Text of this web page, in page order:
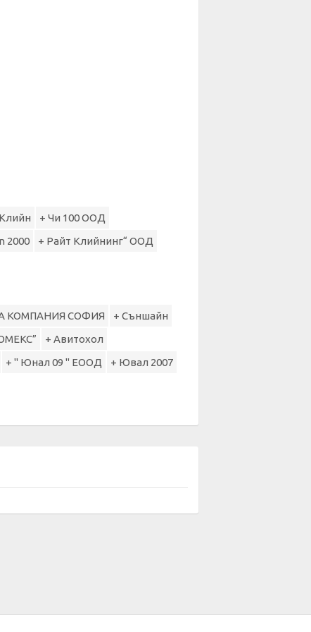
+ Чи 100 ООД
2000
+ Райт Клийнинг“ ООД
КОМПАНИЯ СОФИЯ
+ Съншайн
+ Авитохол
+ " Юнал 09 " ЕООД
+ Ювал 2007